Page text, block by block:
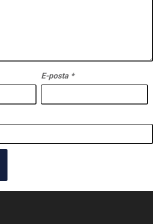
E-posta *